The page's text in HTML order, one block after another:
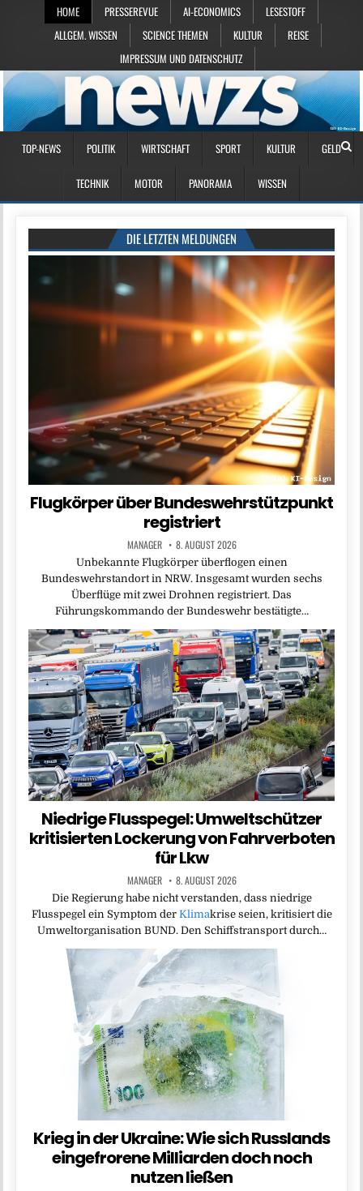
HOME PRESSEREVUE AI-ECONOMICS
LESESTOFF
ALLGEM. WISSEN
SCIENCE THEMEN KULTUR
REISE
IMPRESSUM UND DATENSCHUTZ
TOP-NEWS POLITIK WIRTSCHAFT SPORT KULTUR GELD
TECHNIK MOTOR PANORAMA WISSEN
DIE LETZTEN MELDUNGEN
Flugkörper über Bundeswehrstützpunkt
registriert
MANAGER 8. AUGUST 2026
Unbekannte Flugkörper überflogen einen
Bundeswehrstandort in NRW. Insgesamt wurden sechs
Überflüge mit zwei Drohnen registriert. Das
Führungskommando der Bundeswehr bestätigte…
Niedrige Flusspegel: Umweltschützer
kritisierten Lockerung von Fahrverboten
für Lkw
MANAGER 8. AUGUST 2026
Die Regierung habe nicht verstanden, dass niedrige
Flusspegel ein Symptom der Klimakrise seien, kritisiert die
Umweltorganisation BUND. Den Schiffstransport durch…
Krieg in der Ukraine: Wie sich Russlands
eingefrorene Milliarden doch noch
nutzen ließen